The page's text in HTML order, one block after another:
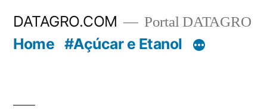
DATAGRO.COM Portal DATAGRO
Home #Açúcar e Etanol